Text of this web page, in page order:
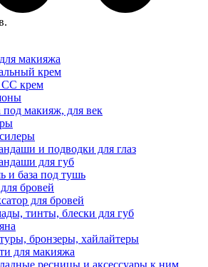
макияжа
крем
крем
под макияж, для век
и подводки для глаз
для губ
и база под тушь
бровей
для бровей
тинты, блески для губ
бронзеры, хайлайтеры
для макияжа
ресницы и аксессуары к ним